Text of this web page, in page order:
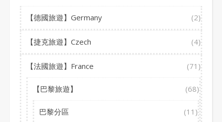
【德國旅遊】Germany (2)
【捷克旅遊】Czech (4)
【法國旅遊】France (71)
【巴黎旅遊】 (68)
巴黎分區 (11)